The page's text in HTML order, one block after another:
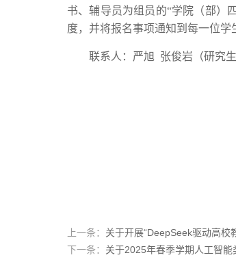
书、辅导员为组员的“学院（部）
度，并将报名事项通知到每一位学
联系人： 严旭 张俊岩 （研究
上一条： 关于开展“DeepSeek驱动高校
下一条： 关于2025年春季学期人工智